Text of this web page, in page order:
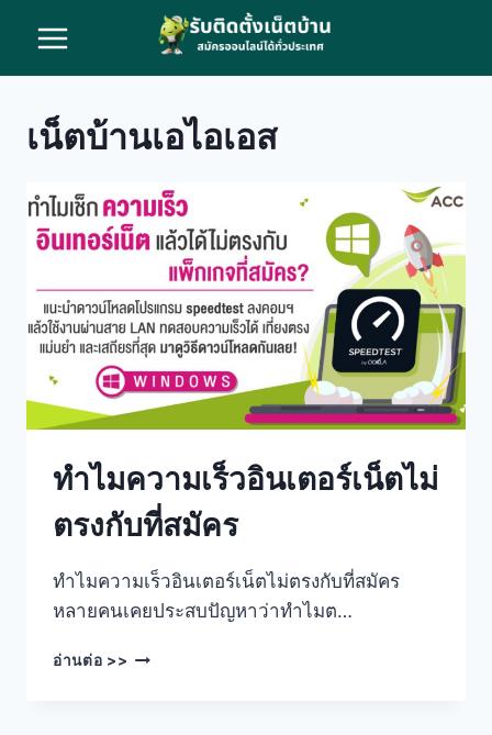
content
เน็ตบ้านเอไอเอส
ทำไมความเร็วอินเตอร์เน็ตไม่
ตรงกับที่สมัคร
ทำไมความเร็วอินเตอร์เน็ตไม่ตรงกับที่สมัคร
หลายคนเคยประสบปัญหาว่าทำไมต…
อ่านต่อ >> ทำไม